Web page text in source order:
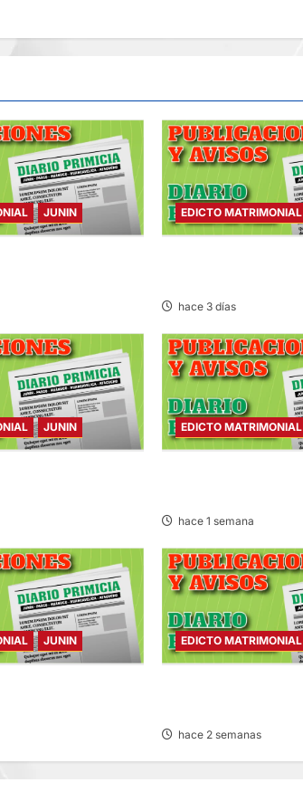
JUNIN EDICTO MATRIMONIAL
hace 3 días
JUNIN EDICTO MATRIMONIAL
hace 1 semana
JUNIN EDICTO MATRIMONIAL
hace 2 semanas